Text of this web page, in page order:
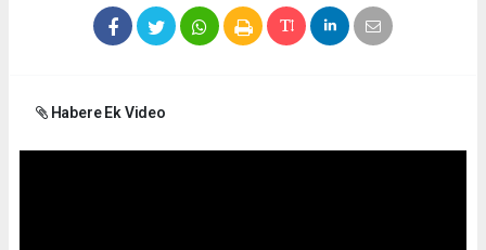
Habere Ek Video